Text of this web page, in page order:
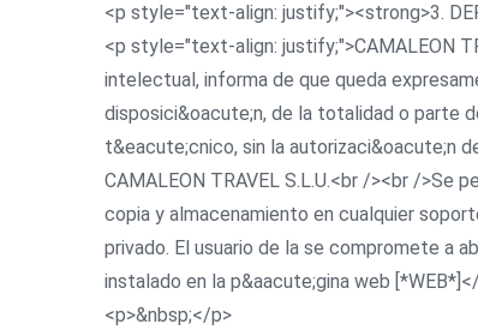
<p style="text-align: justify;"><strong>3.
<p style="text-align: justify;">CAMALEON
intelectual, informa de que queda
disposici&oacute;n, de la totalidad o parte
t&eacute;cnico, sin la autorizaci&oacute;n
CAMALEON TRAVEL S.L.U.<br /><br /
copia y almacenamiento en cualquier
privado. El usuario de la se compromete a
instalado en la p&aacute;gina web
<p>&nbsp;</p>